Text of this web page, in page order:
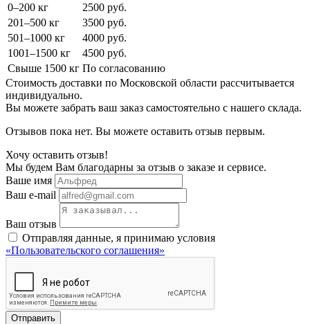
0–200 кг
2500 руб.
201–500 кг
3500 руб.
501–1000 кг
4000 руб.
1001–1500 кг
4500 руб.
Свыше 1500 кг По согласованию
Стоимость доставки по Московской области рассчитывается
индивидуально.
Вы можете забрать ваш заказ самостоятельно с нашего склада.
Отзывов пока нет. Вы можете оставить отзыв первым.
Хочу оставить отзыв!
Мы будем Вам благодарны за отзыв о заказе и сервисе.
Ваше имя
Ваш e-mail
Ваш отзыв
Отправляя данные, я принимаю условия
«Пользовательского соглашения»
Отправить